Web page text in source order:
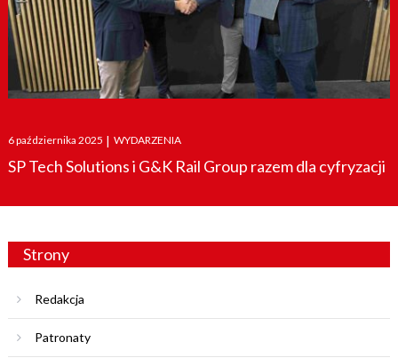
Posted
on
6 października 2025 | WYDARZENIA
SP Tech Solutions i G&K Rail Group razem dla cyfryzacji
Strony
Redakcja
Patronaty